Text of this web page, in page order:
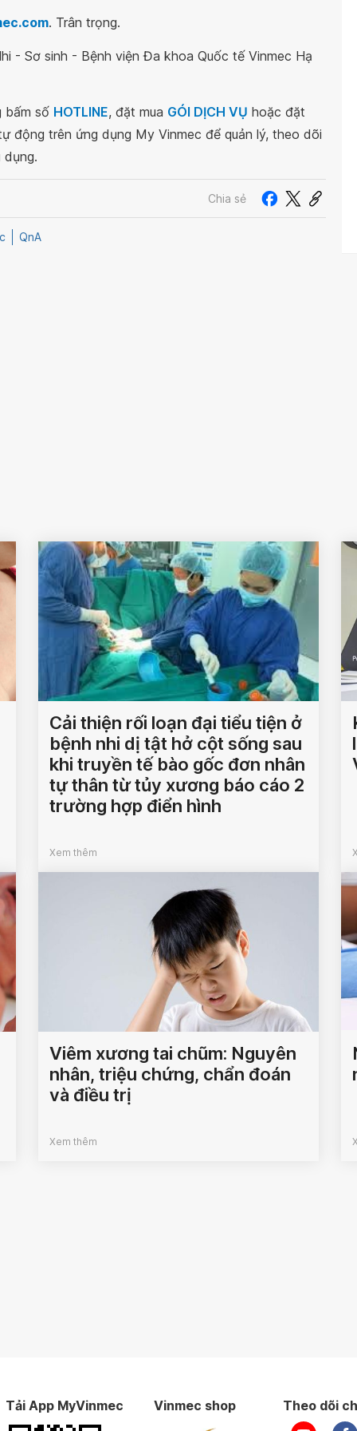
. Trân trọng.
- Sơ sinh - Bệnh viện Đa khoa Quốc tế Vinmec Hạ
bấm số HOTLINE, đặt mua GÓI DỊCH VỤ hoặc đặt
động trên ứng dụng My Vinmec để quản lý, theo dõi
dụng.
Chia sẻ
QnA
Cải thiện rối loạn đại tiểu tiện ở
bệnh nhi dị tật hở cột sống sau
khi truyền tế bào gốc đơn nhân
tự thân từ tủy xương báo cáo 2
trường hợp điển hình
Xem thêm
Viêm xương tai chũm: Nguyên
nhân, triệu chứng, chẩn đoán
và điều trị
Xem thêm
Tải App MyVinmec Vinmec shop Theo dõi